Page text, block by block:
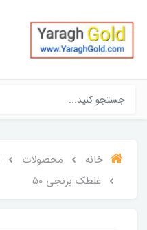
خانه محصولات
غلطک برنجی 50